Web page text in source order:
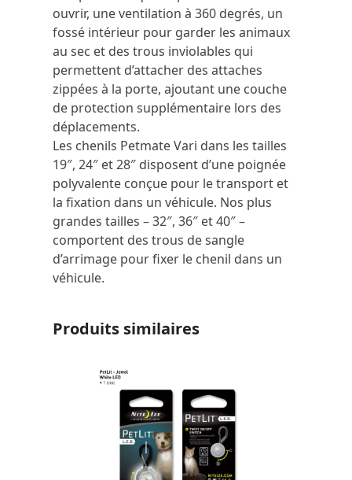
ouvrir, une ventilation à 360 degrés, un
fossé intérieur pour garder les animaux
au sec et des trous inviolables qui
permettent d’attacher des attaches
zippées à la porte, ajoutant une couche
de protection supplémentaire lors des
déplacements.
Les chenils Petmate Vari dans les tailles
19″, 24″ et 28″ disposent d’une poignée
polyvalente conçue pour le transport et
la fixation dans un véhicule. Nos plus
grandes tailles – 32″, 36″ et 40″ –
comportent des trous de sangle
d’arrimage pour fixer le chenil dans un
véhicule.
Produits similaires